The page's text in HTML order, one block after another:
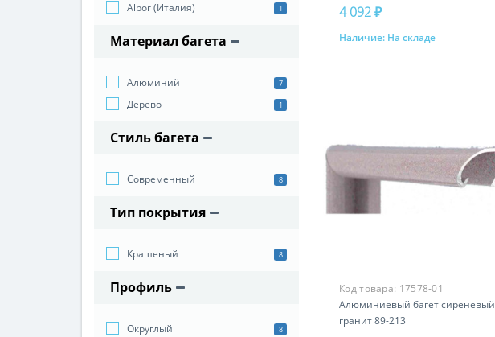
Albor (Италия) 1
Материал багета
Алюминий 7
Дерево 1
Стиль багета
Cовременный 8
Тип покрытия
Крашеный 8
Профиль
Округлый 8
4 092 ₽
Купить
Наличие: На складе
Код товара: 17578-01
Алюминиевый багет сиреневый
гранит 89-213